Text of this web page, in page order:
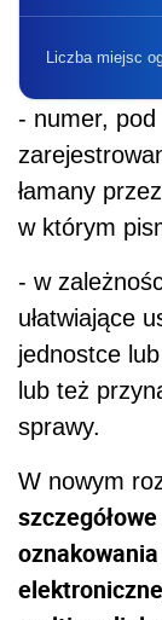
Liczba miejsc
- numer, pod
łamany
w którym
- w
ułatwiające
jednostce
lub też
sprawy.
W nowym